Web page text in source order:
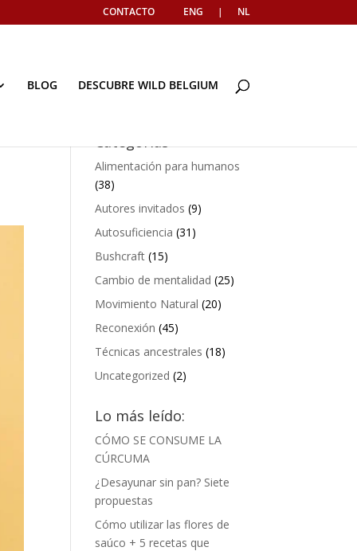
CONTACTO ENG | NL
BLOG DESCUBRE WILD BELGIUM
Categorías
Alimentación para humanos
(38)
Autores invitados (9)
Autosuficiencia (31)
Bushcraft (15)
Cambio de mentalidad (25)
Movimiento Natural (20)
Reconexión (45)
Técnicas ancestrales (18)
Uncategorized (2)
Lo más leído:
CÓMO SE CONSUME LA
CÚRCUMA
¿Desayunar sin pan? Siete
propuestas
Cómo utilizar las flores de
saúco + 5 recetas que